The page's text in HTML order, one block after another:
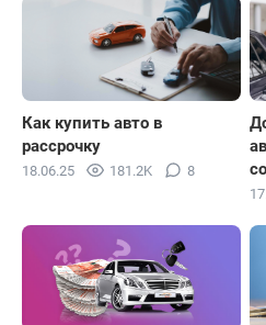
Как купить авто в
рассрочку
18.06.25 181.2K 8